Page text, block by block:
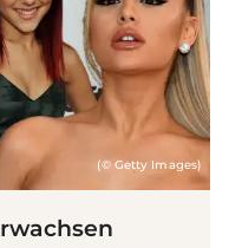
(© Getty Images)